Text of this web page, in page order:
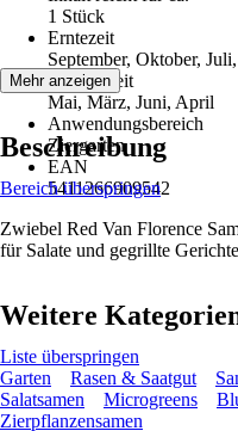
1 Stück
Erntezeit
September, Oktober,
Aussaatzeit
Mai, März, Juni, April
Anwendungsbereich
Ziergarten
EAN
5411266909542
Mehr anzeigen
Beschreibung
Bereich überspringen
Zwiebel Red Van Florence
für Salate und gegrillte
Weitere
Liste überspringen
Garten
Rasen & Saatgut
Salatsamen
Microgreens
Zierpflanzensamen